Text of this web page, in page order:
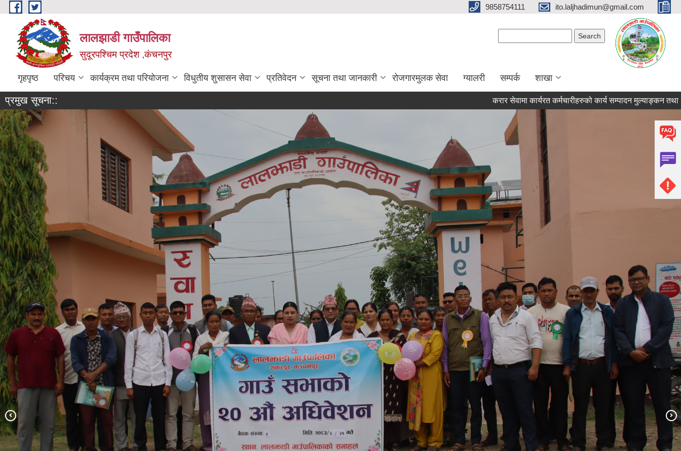
Skip to main content 9858754111 ito.laljhadimun@gmail.com
लालझाडी गाउँपालिका
सुदूरपश्चिम प्रदेश ,कंचनपुर
गृहपृष्ठ परिचय कार्यक्रम तथा परियोजना विधुतीय शुसासन सेवा प्रतिवेदन सूचना तथा जानकारी रोजगारमुलक सेवा ग्यालरी सम्पर्क शाखा
प्रमुख सूचना:: करार सेवामा कार्यरत कर्मचारीहरुको कार्य सम्पादन मुल्याङ्कन तथा अवधिको
लालझाडी गाउँपापलिका गाउँ सभाको २०औ
लालझाडी गाउँपालिका